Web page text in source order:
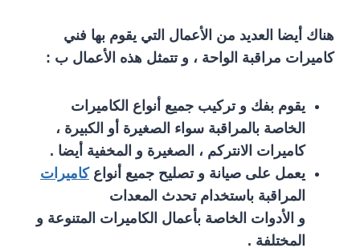
هناك أيضا العديد من الأعمال التي يقوم بها فني
كاميرات مراقبة الواحة ، و تتمثل هذه الأعمال ب :
يقوم بفك و تركيب جميع أنواع الكاميرات
الخاصة بالمراقبة سواء الصغيرة أو الكبيرة ،
كاميرات الانتركم ، الصغيرة و المخفية أيضا .
يعمل على صيانة و تصليح جميع أنواعكاميرات
المراقبة باستخدام تحدث المعدات
و الأدوات الخاصة بأعمال الكاميرات المتنوعة و
المختلفة .